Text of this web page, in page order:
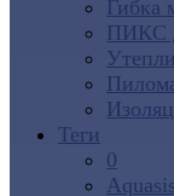
Гибка
ПИКС
Теги
0